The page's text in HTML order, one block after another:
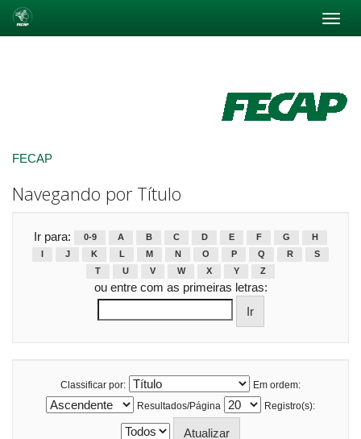
FECAP
Navegando por Título
Ir para: 0-9 A B C D E F G
H
J K L M N O P Q R
S
T
U V W X Y Z
ou entre com as primeiras letras:
Classificar por:
Em ordem:
Resultados/Página
Registro(s):